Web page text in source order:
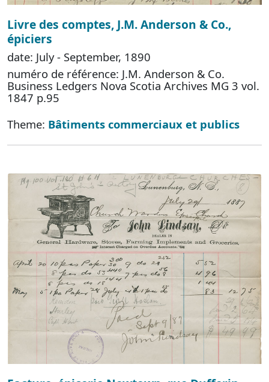
Livre des comptes, J.M. Anderson & Co.,
épiciers
date: July - September, 1890
numéro de référence: J.M. Anderson & Co.
Business Ledgers Nova Scotia Archives MG 3 vol.
1847 p.95
Theme: Bâtiments commerciaux et publics